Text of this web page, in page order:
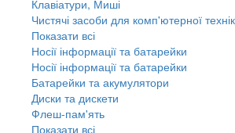
Клавіатури, Миші
Чистячі засоби для комп'ютерної
Показати всі
Носії інформації та батарейки
Носії інформації та батарейки
Батарейки та акумулятори
Диски та дискети
Флеш-пам'ять
Показати всі